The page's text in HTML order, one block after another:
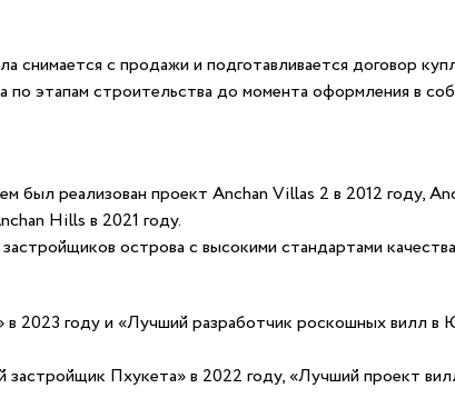
снимается с продажи и подготавливается договор
этапам строительства до момента оформления в
реализован проект Anchan Villas 2 в 2012 году,
Hills в 2021 году.
острова с высокими стандартами
2023 году и «Лучший разработчик роскошных вилл в
Пхукета» в 2022 году, «Лучший проект